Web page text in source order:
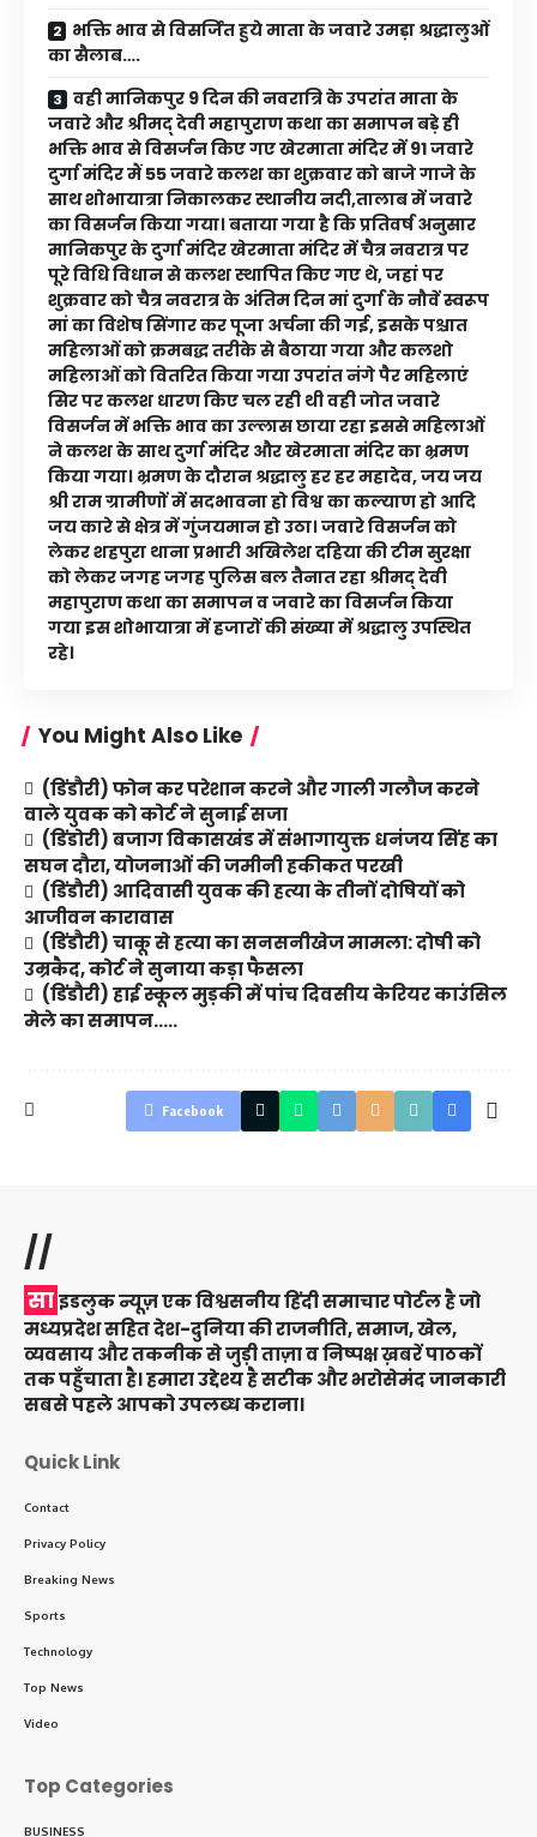
भक्ति भाव से विसर्जित हुये माता के जवारे उमड़ा श्रद्धालुओं
का सैलाब….
वही मानिकपुर 9 दिन की नवरात्रि के उपरांत माता के
जवारे और श्रीमद् देवी महापुराण कथा का समापन बड़े ही
भक्ति भाव से विसर्जन किए गए खेरमाता मंदिर में 91 जवारे
दुर्गा मंदिर मैं 55 जवारे कलश का शुक्रवार को बाजे गाजे के
साथ शोभायात्रा निकालकर स्थानीय नदी,तालाब में जवारे
का विसर्जन किया गया। बताया गया है कि प्रतिवर्ष अनुसार
मानिकपुर के दुर्गा मंदिर खेरमाता मंदिर में चैत्र नवरात्र पर
पूरे विधि विधान से कलश स्थापित किए गए थे, जहां पर
शुक्रवार को चैत्र नवरात्र के अंतिम दिन मां दुर्गा के नौवें स्वरूप
मां का विशेष सिंगार कर पूजा अर्चना की गई, इसके पश्चात
महिलाओं को क्रमबद्ध तरीके से बैठाया गया और कलशो
महिलाओं को वितरित किया गया उपरांत नंगे पैर महिलाएं
सिर पर कलश धारण किए चल रही थी वही जोत जवारे
विसर्जन में भक्ति भाव का उल्लास छाया रहा इससे महिलाओं
ने कलश के साथ दुर्गा मंदिर और खेरमाता मंदिर का भ्रमण
किया गया। भ्रमण के दौरान श्रद्धालु हर हर महादेव, जय जय
श्री राम ग्रामीणों में सदभावना हो विश्व का कल्याण हो आदि
जय कारे से क्षेत्र में गुंजयमान हो उठा। जवारे विसर्जन को
लेकर शहपुरा थाना प्रभारी अखिलेश दहिया की टीम सुरक्षा
को लेकर जगह जगह पुलिस बल तैनात रहा श्रीमद् देवी
महापुराण कथा का समापन व जवारे का विसर्जन किया
गया इस शोभायात्रा में हजारों की संख्या में श्रद्धालु उपस्थित
रहे।
You Might Also Like
(डिंडौरी) फोन कर परेशान करने और गाली गलौज करने
वाले युवक को कोर्ट ने सुनाई सजा
(डिंडोरी) बजाग विकासखंड में संभागायुक्त धनंजय सिंह का
सघन दौरा, योजनाओं की जमीनी हकीकत परखी
(डिंडौरी) आदिवासी युवक की हत्या के तीनों दोषियों को
आजीवन कारावास
(डिंडौरी) चाकू से हत्या का सनसनीखेज मामला: दोषी को
उम्रकैद, कोर्ट ने सुनाया कड़ा फैसला
(डिंडौरी) हाई स्कूल मुड़की में पांच दिवसीय केरियर काउंसिल
मेले का समापन…..
Facebook
//
साइडलुक न्यूज़ एक विश्वसनीय हिंदी समाचार पोर्टल है जो
मध्यप्रदेश सहित देश-दुनिया की राजनीति, समाज, खेल,
व्यवसाय और तकनीक से जुड़ी ताज़ा व निष्पक्ष ख़बरें पाठकों
तक पहुँचाता है। हमारा उद्देश्य है सटीक और भरोसेमंद जानकारी
सबसे पहले आपको उपलब्ध कराना।
Quick Link
Contact
Privacy Policy
Breaking News
Sports
Technology
Top News
Video
Top Categories
BUSINESS